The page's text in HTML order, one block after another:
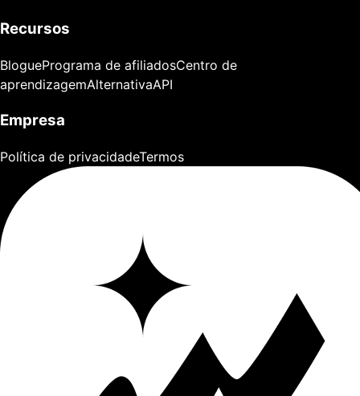
Recursos
BloguePrograma de afiliadosCentro de
aprendizagemAlternativaAPI
Empresa
Política de privacidadeTermos